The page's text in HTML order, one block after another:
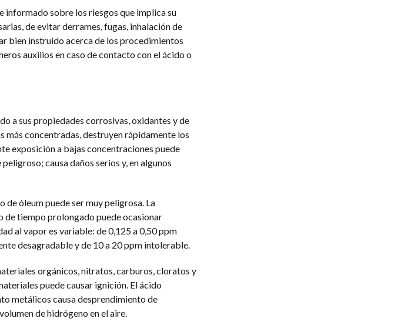
informado sobre los riesgos que implica su
de evitar derrames, fugas, inhalación de
bien instruido acerca de los procedimientos
auxilios en caso de contacto con el ácido o
a sus propiedades corrosivas, oxidantes y de
concentradas, destruyen rápidamente los
exposición a bajas concentraciones puede
causa daños serios y, en algunos
óleum puede ser muy peligrosa. La
de tiempo prolongado puede ocasionar
al vapor es variable: de 0,125 a 0,50 ppm
desagradable y de 10 a 20 ppm intolerable.
orgánicos, nitratos, carburos, cloratos y
puede causar ignición. El ácido
metálicos causa desprendimiento de
de hidrógeno en el aire.